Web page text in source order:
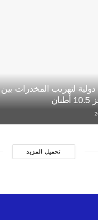
لتهريب المخدرات
تحميل المزيد